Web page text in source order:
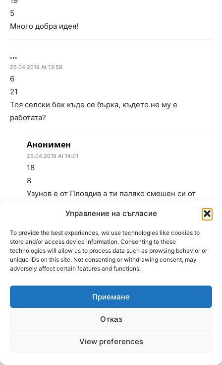
Управление на съгласие
To provide the best experiences, we use technologies like cookies to
store and/or access device information. Consenting to these
technologies will allow us to process data such as browsing behavior or
unique IDs on this site. Not consenting or withdrawing consent, may
adversely affect certain features and functions.
Приемане
Отказ
View preferences
5
Много добра идея!
...
25.04.2019 At 13:58
6
21
Тоя селски бек къде се бърка, където не му е
работата?
Анонимен
25.04.2019 At 14:01
18
8
Узунов е от Пловдив а ти паляко смешен си от
...
25.04.2019 At 14:03
10
19
определено си личи, че е от Пловдив. Тва е финал
за купата на България, а не цигански събор, за да
се сменят дати на кой както му скимне.